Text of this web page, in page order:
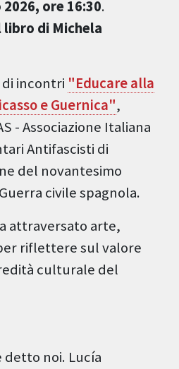
ore 16:30.
di Michela
incontri "Educare alla
e Guernica",
- Associazione Italiana
Antifascisti di
del novantesimo
civile spagnola.
attraversato arte,
riflettere sul valore
culturale del
noi. Lucía